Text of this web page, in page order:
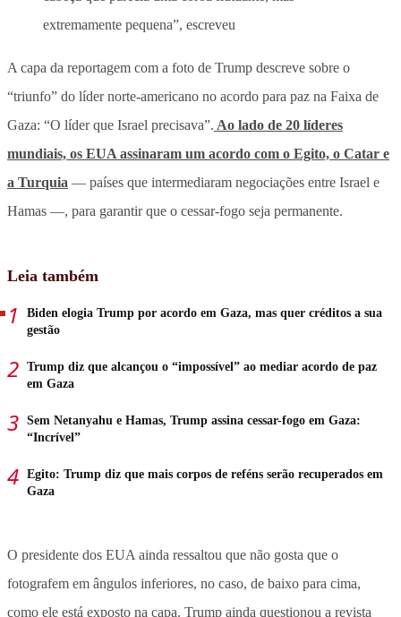
extremamente pequena”, escreveu
A capa da reportagem com a foto de Trump descreve sobre o
“triunfo” do líder norte-americano no acordo para paz na Faixa de
Gaza: “O líder que Israel precisava”. Ao lado de 20 líderes
mundiais, os EUA assinaram um acordo com o Egito, o Catar e
a Turquia — países que intermediaram negociações entre Israel e
Hamas —, para garantir que o cessar-fogo seja permanente.
Leia também
Biden elogia Trump por acordo em Gaza, mas quer créditos a sua
gestão
Trump diz que alcançou o “impossível” ao mediar acordo de paz
em Gaza
Sem Netanyahu e Hamas, Trump assina cessar-fogo em Gaza:
“Incrível”
Egito: Trump diz que mais corpos de reféns serão recuperados em
Gaza
O presidente dos EUA ainda ressaltou que não gosta que o
fotografem em ângulos inferiores, no caso, de baixo para cima,
como ele está exposto na capa. Trump ainda questionou a revista